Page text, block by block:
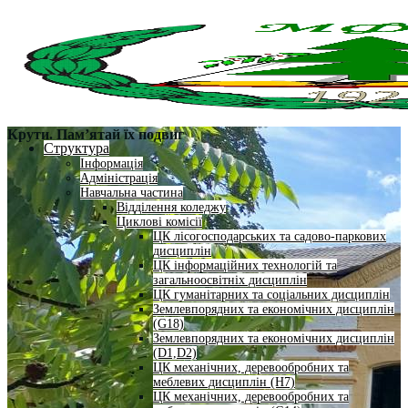
Структура
Інформація
Адміністрація
Навчальна частина
Відділення коледжу
Циклові комісії
ЦК лісогосподарських та садово-паркових
дисциплін
ЦК інформаційних технологій та
загальноосвітніх дисциплін
ЦК гуманітарних та соціальних дисциплін
Землевпорядних та економічних дисциплін
(G18)
Землевпорядних та економічних дисциплін
(D1,D2)
ЦК механічних, деревообробних та
меблевих дисциплін (H7)
ЦК механічних, деревообробних та
Крути. Пам’ятай їх подвиг